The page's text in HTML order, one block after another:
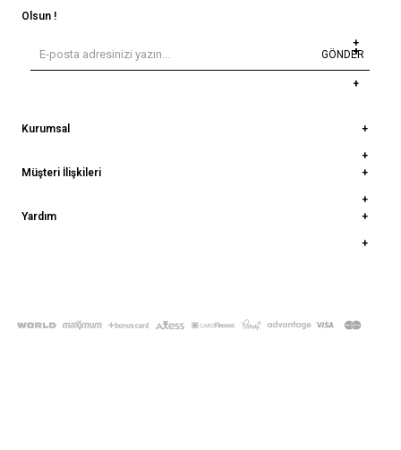
Olsun !
GÖNDER
Kurumsal
Müşteri İlişkileri
Yardım